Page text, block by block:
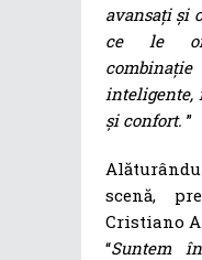
avansați și
ce le
inteligente,
și confort. ”
scenă,
Cristiano
“Suntem